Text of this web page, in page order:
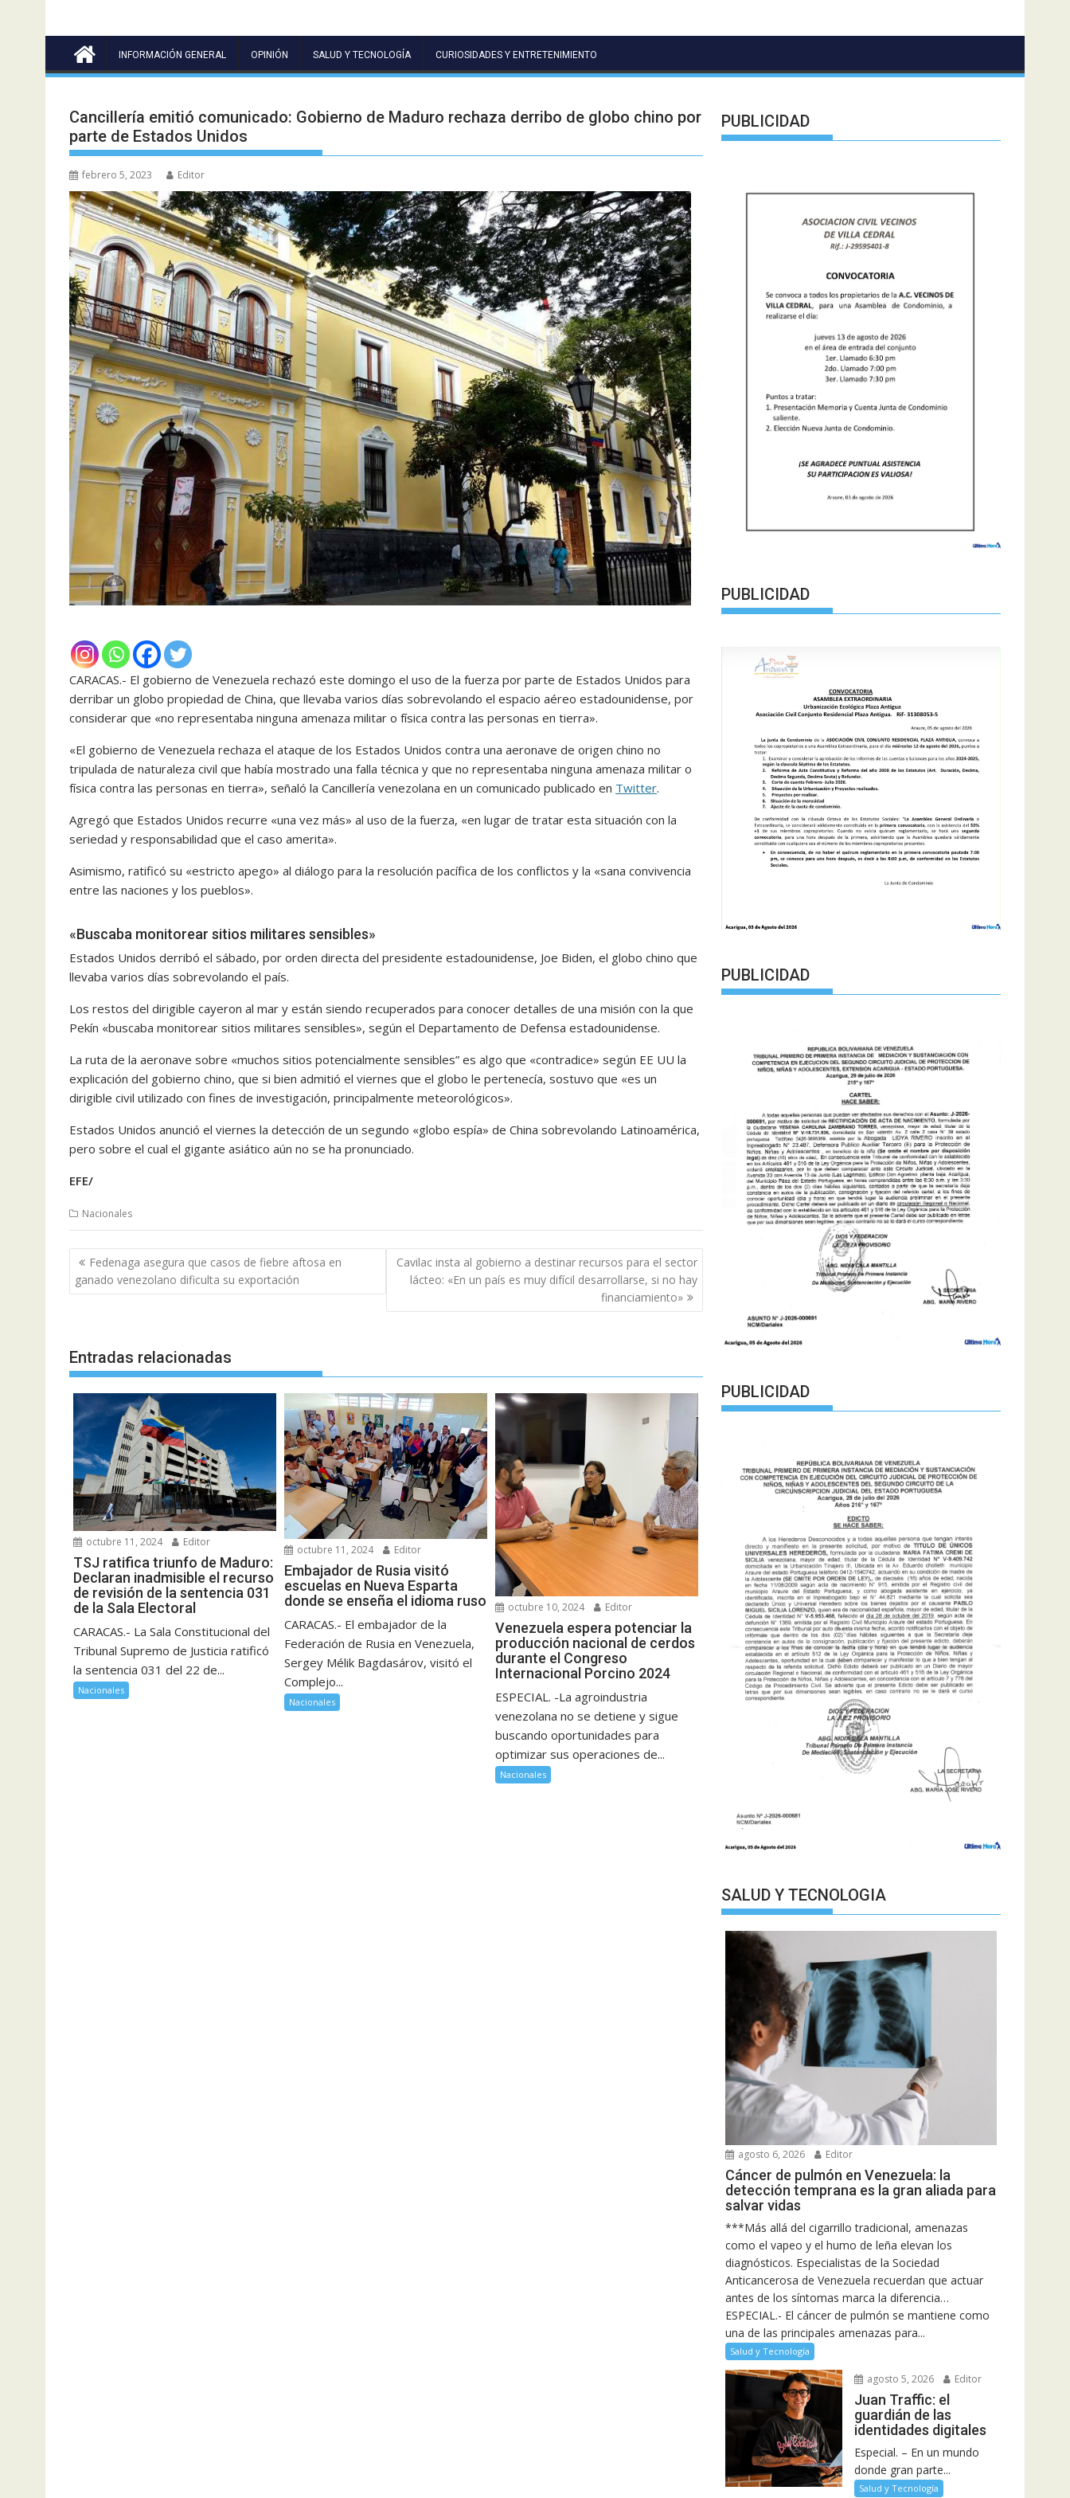
INFORMACIÓN GENERAL OPINIÓN SALUD Y TECNOLOGÍA CURIOSIDADES Y ENTRETENIMIENTO
Cancillería emitió comunicado: Gobierno de Maduro rechaza derribo de globo chino por
parte de Estados Unidos
febrero 5, 2023 Editor
CARACAS.- El gobierno de Venezuela rechazó este domingo el uso de la fuerza por parte de Estados Unidos para
derribar un globo propiedad de China, que llevaba varios días sobrevolando el espacio aéreo estadounidense, por
considerar que «no representaba ninguna amenaza militar o física contra las personas en tierra».
«El gobierno de Venezuela rechaza el ataque de los Estados Unidos contra una aeronave de origen chino no
tripulada de naturaleza civil que había mostrado una falla técnica y que no representaba ninguna amenaza militar o
física contra las personas en tierra», señaló la Cancillería venezolana en un comunicado publicado en Twitter.
Agregó que Estados Unidos recurre «una vez más» al uso de la fuerza, «en lugar de tratar esta situación con la
seriedad y responsabilidad que el caso amerita».
Asimismo, ratificó su «estricto apego» al diálogo para la resolución pacífica de los conflictos y la «sana convivencia
entre las naciones y los pueblos».
«Buscaba monitorear sitios militares sensibles»
Estados Unidos derribó el sábado, por orden directa del presidente estadounidense, Joe Biden, el globo chino que
llevaba varios días sobrevolando el país.
Los restos del dirigible cayeron al mar y están siendo recuperados para conocer detalles de una misión con la que
Pekín «buscaba monitorear sitios militares sensibles», según el Departamento de Defensa estadounidense.
La ruta de la aeronave sobre «muchos sitios potencialmente sensibles” es algo que «contradice» según EE UU la
explicación del gobierno chino, que si bien admitió el viernes que el globo le pertenecía, sostuvo que «es un
dirigible civil utilizado con fines de investigación, principalmente meteorológicos».
Estados Unidos anunció el viernes la detección de un segundo «globo espía» de China sobrevolando Latinoamérica,
pero sobre el cual el gigante asiático aún no se ha pronunciado.
EFE/
Nacionales
Navegación
de
entradas
Fedenaga asegura que casos de fiebre aftosa en
ganado venezolano dificulta su exportación
Cavilac insta al gobierno a destinar recursos para el sector
lácteo: «En un país es muy difícil desarrollarse, si no hay
financiamiento»
Entradas relacionadas
octubre 11, 2024 Editor
TSJ ratifica triunfo de Maduro:
Declaran inadmisible el recurso
de revisión de la sentencia 031
de la Sala Electoral
CARACAS.- La Sala Constitucional del
Tribunal Supremo de Justicia ratificó
la sentencia 031 del 22 de...
Nacionales
octubre 11, 2024 Editor
Embajador de Rusia visitó
escuelas en Nueva Esparta
donde se enseña el idioma ruso
CARACAS.- El embajador de la
Federación de Rusia en Venezuela,
Sergey Mélik Bagdasárov, visitó el
Complejo...
Nacionales
octubre 10, 2024 Editor
Venezuela espera potenciar la
producción nacional de cerdos
durante el Congreso
Internacional Porcino 2024
ESPECIAL. -La agroindustria
venezolana no se detiene y sigue
buscando oportunidades para
optimizar sus operaciones de...
Nacionales
PUBLICIDAD
PUBLICIDAD
PUBLICIDAD
PUBLICIDAD
SALUD Y TECNOLOGIA
agosto 6, 2026 Editor
Cáncer de pulmón en Venezuela: la
detección temprana es la gran aliada para
salvar vidas
***Más allá del cigarrillo tradicional, amenazas
como el vapeo y el humo de leña elevan los
diagnósticos. Especialistas de la Sociedad
Anticancerosa de Venezuela recuerdan que actuar
antes de los síntomas marca la diferencia…
ESPECIAL.- El cáncer de pulmón se mantiene como
una de las principales amenazas para...
Salud y Tecnología
agosto 5, 2026 Editor
Juan Traffic: el
guardián de las
identidades digitales
Especial. – En un mundo
donde gran parte...
Salud y Tecnología